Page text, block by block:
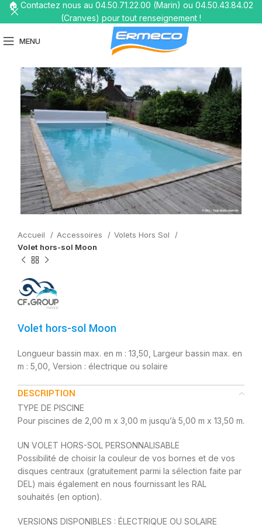
MENU
Accueil Accessoires
Volets Hors Sol
Volet hors-sol Moon
Volet hors-sol Moon
Longueur bassin max. en m : 13,50, Largeur bassin max. en
m : 5,00, Version : électrique ou solaire
DESCRIPTION
TYPE DE PISCINE
Pour piscines de 2,00 m x 3,00 m jusqu’à 5,00 m x 13,50 m.
UN VOLET HORS-SOL PERSONNALISABLE
Possibilité de choisir la couleur de vos bornes et de vos
disques centraux (gratuitement parmi la sélection faite par
DEL) mais également en nous fournissant les RAL
souhaités (en option).
VERSIONS DISPONIBLES : ÉLECTRIQUE OU SOLAIRE
🏠 Contactez nous au 04.50.71.22.00 (Marin) ou 04.50.43.84.02
(Cranves) pour tout renseignement !